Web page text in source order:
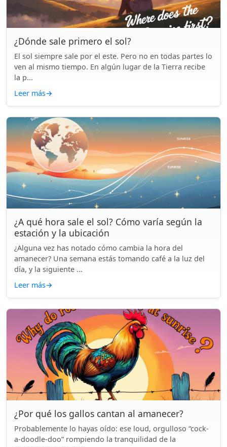
¿Dónde sale primero el sol?
El sol siempre sale por el este. Pero no en todas partes lo
ven al mismo tiempo. En algún lugar de la Tierra recibe
la p...
Leer más→
¿A qué hora sale el sol? Cómo varía según la
estación y la ubicación
¿Alguna vez has notado cómo cambia la hora del
amanecer? Una semana estás tomando café a la luz del
día, y la siguiente ...
Leer más→
¿Por qué los gallos cantan al amanecer?
Probablemente lo hayas oído: ese loud, orgulloso “cock-
a-doodle-doo” rompiendo la tranquilidad de la